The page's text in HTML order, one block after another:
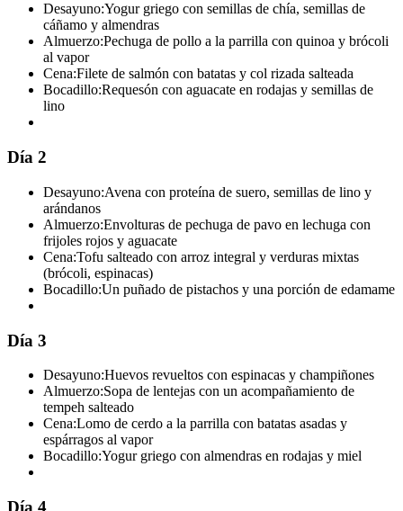
Desayuno:Yogur griego con semillas de chía, semillas de
cáñamo y almendras
Almuerzo:Pechuga de pollo a la parrilla con quinoa y brócoli
al vapor
Cena:Filete de salmón con batatas y col rizada salteada
Bocadillo:Requesón con aguacate en rodajas y semillas de
lino
Día 2
Desayuno:Avena con proteína de suero, semillas de lino y
arándanos
Almuerzo:Envolturas de pechuga de pavo en lechuga con
frijoles rojos y aguacate
Cena:Tofu salteado con arroz integral y verduras mixtas
(brócoli, espinacas)
Bocadillo:Un puñado de pistachos y una porción de edamame
Día 3
Desayuno:Huevos revueltos con espinacas y champiñones
Almuerzo:Sopa de lentejas con un acompañamiento de
tempeh salteado
Cena:Lomo de cerdo a la parrilla con batatas asadas y
espárragos al vapor
Bocadillo:Yogur griego con almendras en rodajas y miel
Día 4